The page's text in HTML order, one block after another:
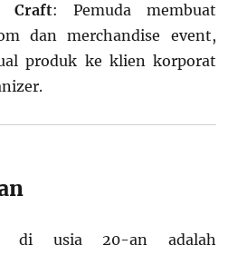
Craft: Pemuda membuat
dan merchandise event,
produk ke klien korporat
di usia 20-an adalah